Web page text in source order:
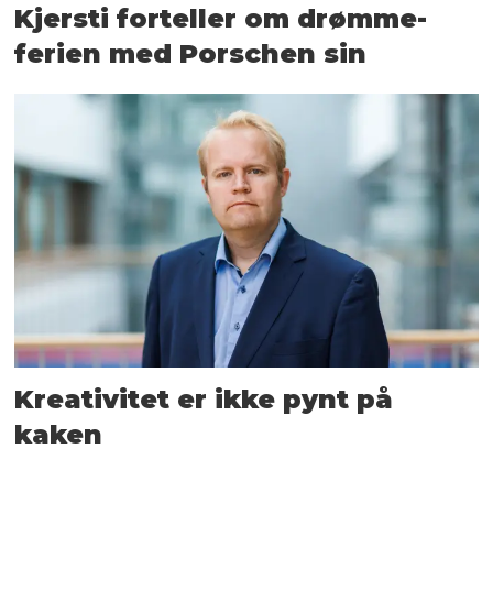
Kjersti forteller om drømme­
ferien med Porschen sin
Kreativitet er ikke pynt på
kaken